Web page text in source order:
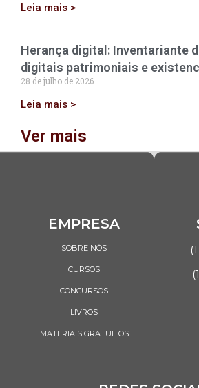
Leia mais >
Herança digital: Inventariante
digitais patrimoniais e
28 de julho de 2026
Leia mais >
Ver mais
EMPRESA
SOBRE NÓS
CURSOS
CONCURSOS
LIVROS
MATERIAIS GRATUITOS